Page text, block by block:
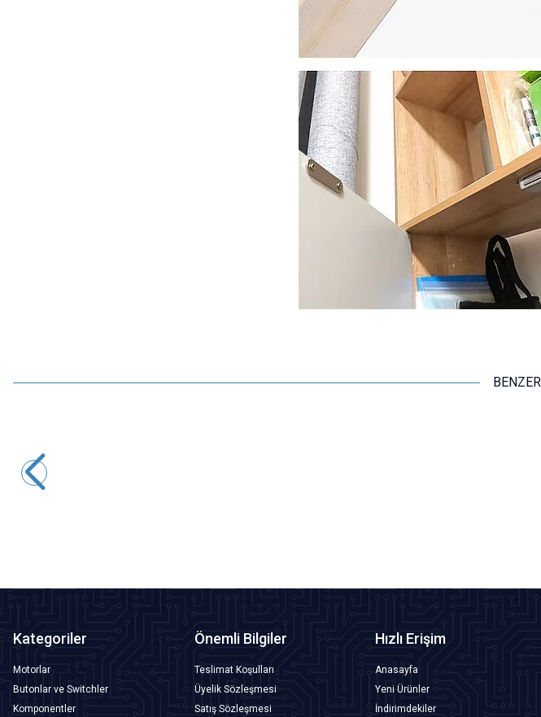
BENZER
Kategoriler
Motorlar
Butonlar ve Switchler
Komponentler
Önemli Bilgiler
Teslimat Koşulları
Üyelik Sözleşmesi
Satış Sözleşmesi
Hızlı Erişim
Anasayfa
Yeni Ürünler
İndirimdekiler